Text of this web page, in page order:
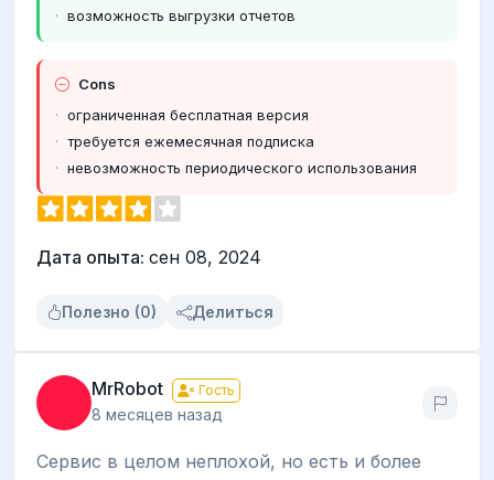
возможность выгрузки отчетов
Cons
ограниченная бесплатная версия
требуется ежемесячная подписка
невозможность периодического использования
Дата опыта: сен 08, 2024
Полезно (0) Делиться
MrRobot Гость
8 месяцев назад
Сервис в целом неплохой, но есть и более